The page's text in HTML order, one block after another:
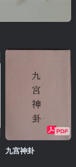
九宫神卦